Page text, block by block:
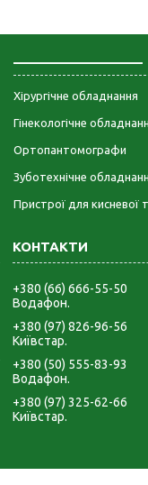
Хірургічне обладнання
Гінекологічне
Ортопантомографи
Зуботехнічне
Пристрої для кисневої
+380 (66) 666-55-50
Водафон.
+380 (97) 826-96-56
Київстар.
+380 (50) 555-83-93
Водафон.
+380 (97) 325-62-66
Київстар.